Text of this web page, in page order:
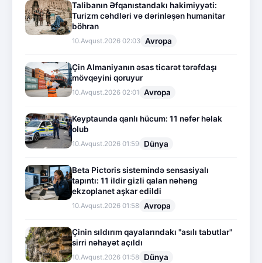
Talibanın Əfqanıstandakı hakimiyyəti:
Turizm cəhdləri və dərinləşən humanitar
böhran
10.Avqust.2026 02:03 Avropa
Çin Almaniyanın əsas ticarət tərəfdaşı
mövqeyini qoruyur
10.Avqust.2026 02:01 Avropa
Keyptaunda qanlı hücum: 11 nəfər həlak
olub
10.Avqust.2026 01:59 Dünya
Beta Pictoris sistemində sensasiyalı
tapıntı: 11 ildir gizli qalan nəhəng
ekzoplanet aşkar edildi
10.Avqust.2026 01:58 Avropa
Çinin sıldırım qayalarındakı "asılı tabutlar"
sirri nəhayət açıldı
10.Avqust.2026 01:58 Dünya